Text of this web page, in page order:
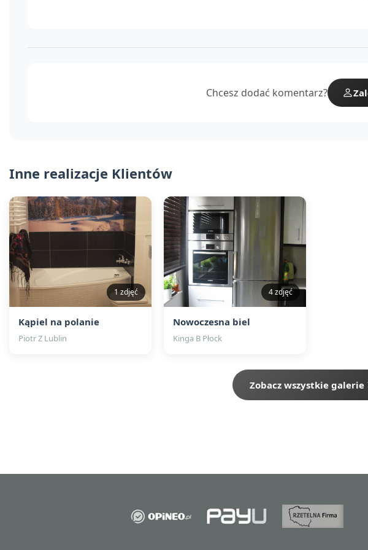
Chcesz dodać komentarz?
Inne realizacje Klientów
1 zdjęć
Kąpiel na polanie
Piotr Z Lublin
4 zdjęć
Nowoczesna biel
Kinga B Płock
Zobacz wszystkie galerie